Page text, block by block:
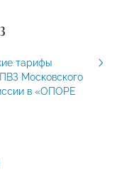
тарифы
Московского
в «ОПОРЕ